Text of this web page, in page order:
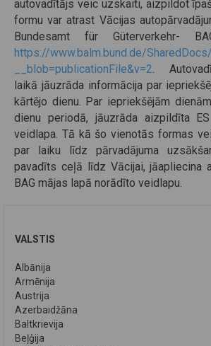
autovadītājs veic uzskaiti, aizpildot
formu var atrast Vācijas
Bundesamt für Güterverkehr-
https://www.balm.bund.de/
__blob=publicationFile&v=2.
laikā jāuzrāda informācija par
kārtējo dienu. Par iepriekšējām
dienu periodā, jāuzrāda aizpildīta
veidlapa. Tā kā šo vienotās formas
par laiku līdz pārvadājuma
pavadīts ceļā līdz Vācijai, jāapliecina
BAG mājas lapā norādīto veidlapu.
VALSTIS
Albānija
Armēnija
Austrija
Azerbaidžāna
Baltkrievija
Beļģija